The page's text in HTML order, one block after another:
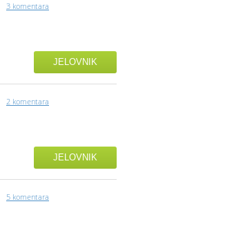
3 komentara
JELOVNIK
2 komentara
JELOVNIK
5 komentara